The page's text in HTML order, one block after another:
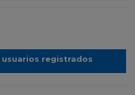
usuarios registrados